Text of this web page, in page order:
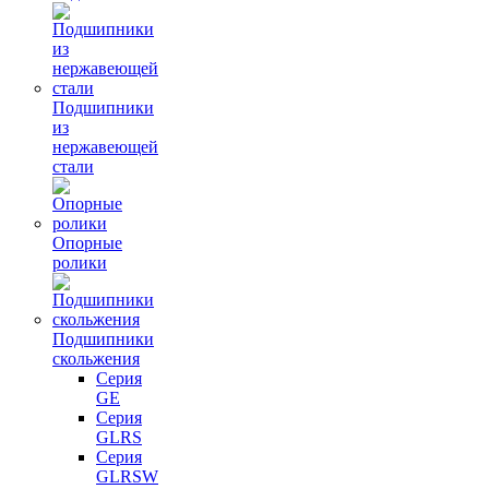
Подшипники
из
нержавеющей
стали
Опорные
ролики
Подшипники
скольжения
Серия
GE
Серия
GLRS
Серия
GLRSW